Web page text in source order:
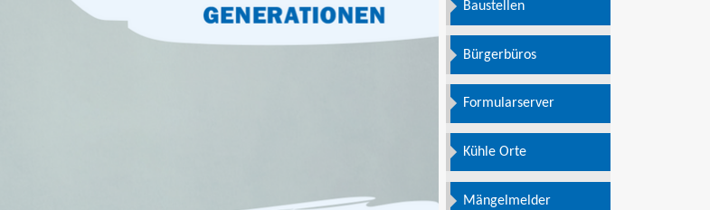
Baustellen
Bürgerbüros
Formularserver
Kühle Orte
Mängelmelder